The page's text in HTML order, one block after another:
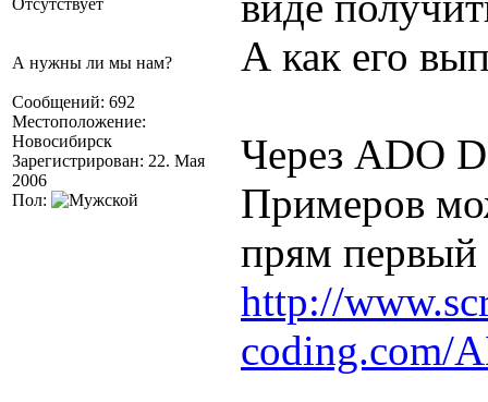
Отсутствует
А нужны ли мы нам?
Сообщений: 692
Местоположение:
Новосибирск
Зарегистрирован: 22. Мая
2006
Пол:
А как его
Через ADO
Примеров
прям
http://
coding.com/